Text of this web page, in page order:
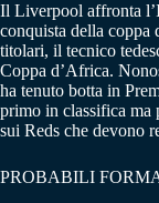
Il Liverpool affronta
conquista della coppa
titolari, il tecnico
Coppa d’Africa.
ha tenuto botta in
primo in classifica ma
sui Reds che devono
PROBABILI